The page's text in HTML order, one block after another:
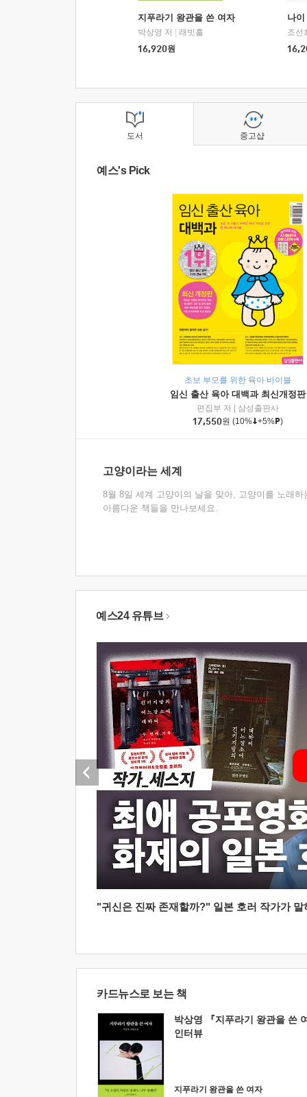
지푸라기 왕관을 쓴 여자
박상영 저
래빗홀
16,920원
나
조선
도서
예스's Pick
초보 부모를 위한 육아 바이블
임신 출산 육아 대백과 최신개정판
편집부 저
삼성출판사
17,550원 (10% +5% )
고양이라는 세계
8월 8일 세계 고양이의 날을 맞아, 고양이를 노래하
아름다운 책들을 만나보세요.
중고샵
예스24 유튜브
"귀신은 진짜 존재할까?" 일본 호러 작가가
카드뉴스로 보는 책
박상영 『지푸라기 왕관을 쓴
인터뷰
지푸라기 왕관을 쓴 여자